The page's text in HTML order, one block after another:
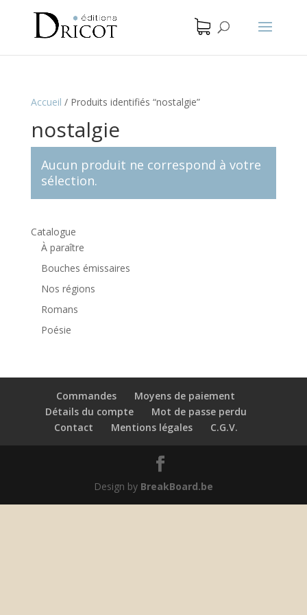
Accueil / Produits identifiés “nostalgie”
nostalgie
Aucun produit ne correspond à votre
sélection.
Catalogue
À paraître
Bouches émissaires
Nos régions
Romans
Poésie
Commandes
Moyens de paiement
Détails du compte
Mot de passe perdu
Contact
Mentions légales C.G.V.
Design by BreakBoard.be